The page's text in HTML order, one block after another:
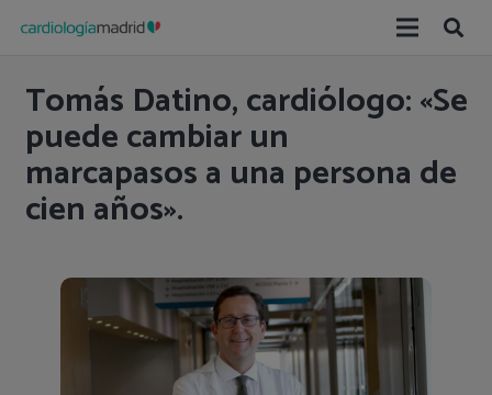
Tomás Datino, cardiólogo: «Se
puede cambiar un
marcapasos a una persona de
cien años».